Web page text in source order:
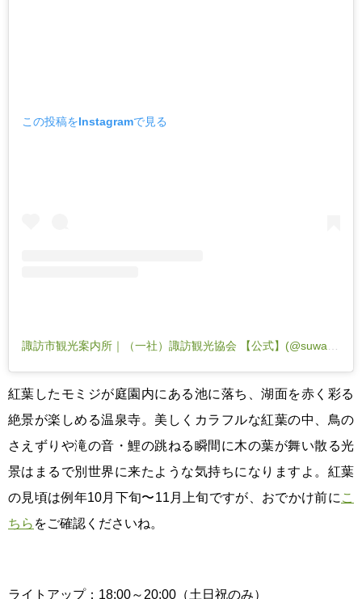
この投稿をInstagramで見る
紅葉したモミジが庭園内にある池に落ち、湖面を赤く彩る
絶景が楽しめる温泉寺。美しくカラフルな紅葉の中、鳥の
さえずりや滝の音・鯉の跳ねる瞬間に木の葉が舞い散る光
景はまるで別世界に来たような気持ちになりますよ。紅葉
の見頃は例年10月下旬〜11月上旬ですが、おでかけ前に こ
ちら をご確認くださいね。
ライトアップ：18:00～20:00（土日祝のみ）